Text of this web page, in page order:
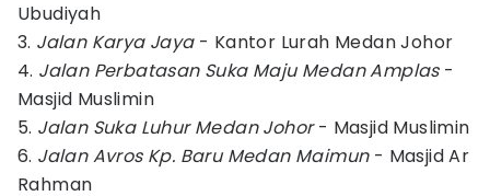
Ubudiyah
3. Jalan Karya Jaya- Kantor Lurah Medan Johor
4. Jalan Perbatasan Suka Maju Medan Amplas-
Masjid Muslimin
5. Jalan Suka Luhur Medan Johor- Masjid Muslimin
6. Jalan Avros Kp. Baru Medan Maimun- Masjid Ar
Rahman